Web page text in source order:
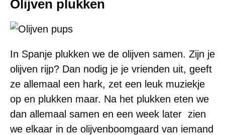
Olijven plukken
In Spanje plukken we de olijven samen. Zijn je
olijven rijp? Dan nodig je je vrienden uit, geeft
ze allemaal een hark, zet een leuk muziekje
op en plukken maar. Na het plukken eten we
dan allemaal samen en een week later zien
we elkaar in de olijvenboomgaard van iemand